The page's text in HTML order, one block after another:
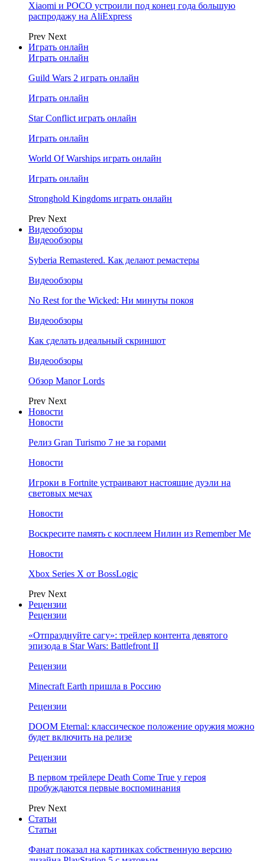
Xiaomi и POCO устроили под конец года большую
распродажу на AliExpress
Prev Next
Играть онлайн
Играть онлайн
Guild Wars 2 играть онлайн
Играть онлайн
Star Conflict играть онлайн
Играть онлайн
World Of Warships играть онлайн
Играть онлайн
Stronghold Kingdoms играть онлайн
Prev Next
Видеообзоры
Видеообзоры
Syberia Remastered. Как делают ремастеры
Видеообзоры
No Rest for the Wicked: Ни минуты покоя
Видеообзоры
Как сделать идеальный скриншот
Видеообзоры
Обзор Manor Lords
Prev Next
Новости
Новости
Релиз Gran Turismo 7 не за горами
Новости
Игроки в Fortnite устраивают настоящие дуэли на
световых мечах
Новости
Воскресите память с косплеем Нилин из Remember Me
Новости
Xbox Series X от BossLogic
Prev Next
Рецензии
Рецензии
«Отпразднуйте сагу»: трейлер контента девятого
эпизода в Star Wars: Battlefront II
Рецензии
Minecraft Earth пришла в Россию
Рецензии
DOOM Eternal: классическое положение оружия можно
будет включить на релизе
Рецензии
В первом трейлере Death Come True у героя
пробуждаются первые воспоминания
Prev Next
Статьи
Статьи
Фанат показал на картинках собственную версию